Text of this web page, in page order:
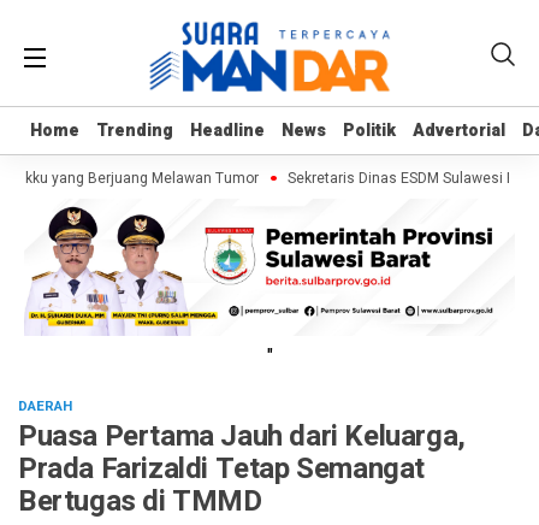
Home Trending Headline News Politik Advertorial
Home Trending Headline News Politik Advertorial
yang Berjuang Melawan Tumor Sekretaris Dinas ESDM Sulawesi
"
DAERAH
Puasa Pertama Jauh dari Keluarga,
Prada Farizaldi Tetap Semangat
Bertugas di TMMD